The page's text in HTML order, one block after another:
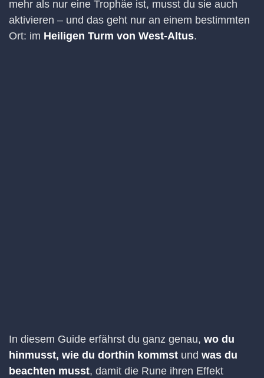
mehr als nur eine Trophäe ist, musst du sie auch
aktivieren – und das geht nur an einem bestimmten
Ort: im Heiligen Turm von West-Altus.
In diesem Guide erfährst du ganz genau, wo du
hinmusst, wie du dorthin kommst und was du
beachten musst, damit die Rune ihren Effekt